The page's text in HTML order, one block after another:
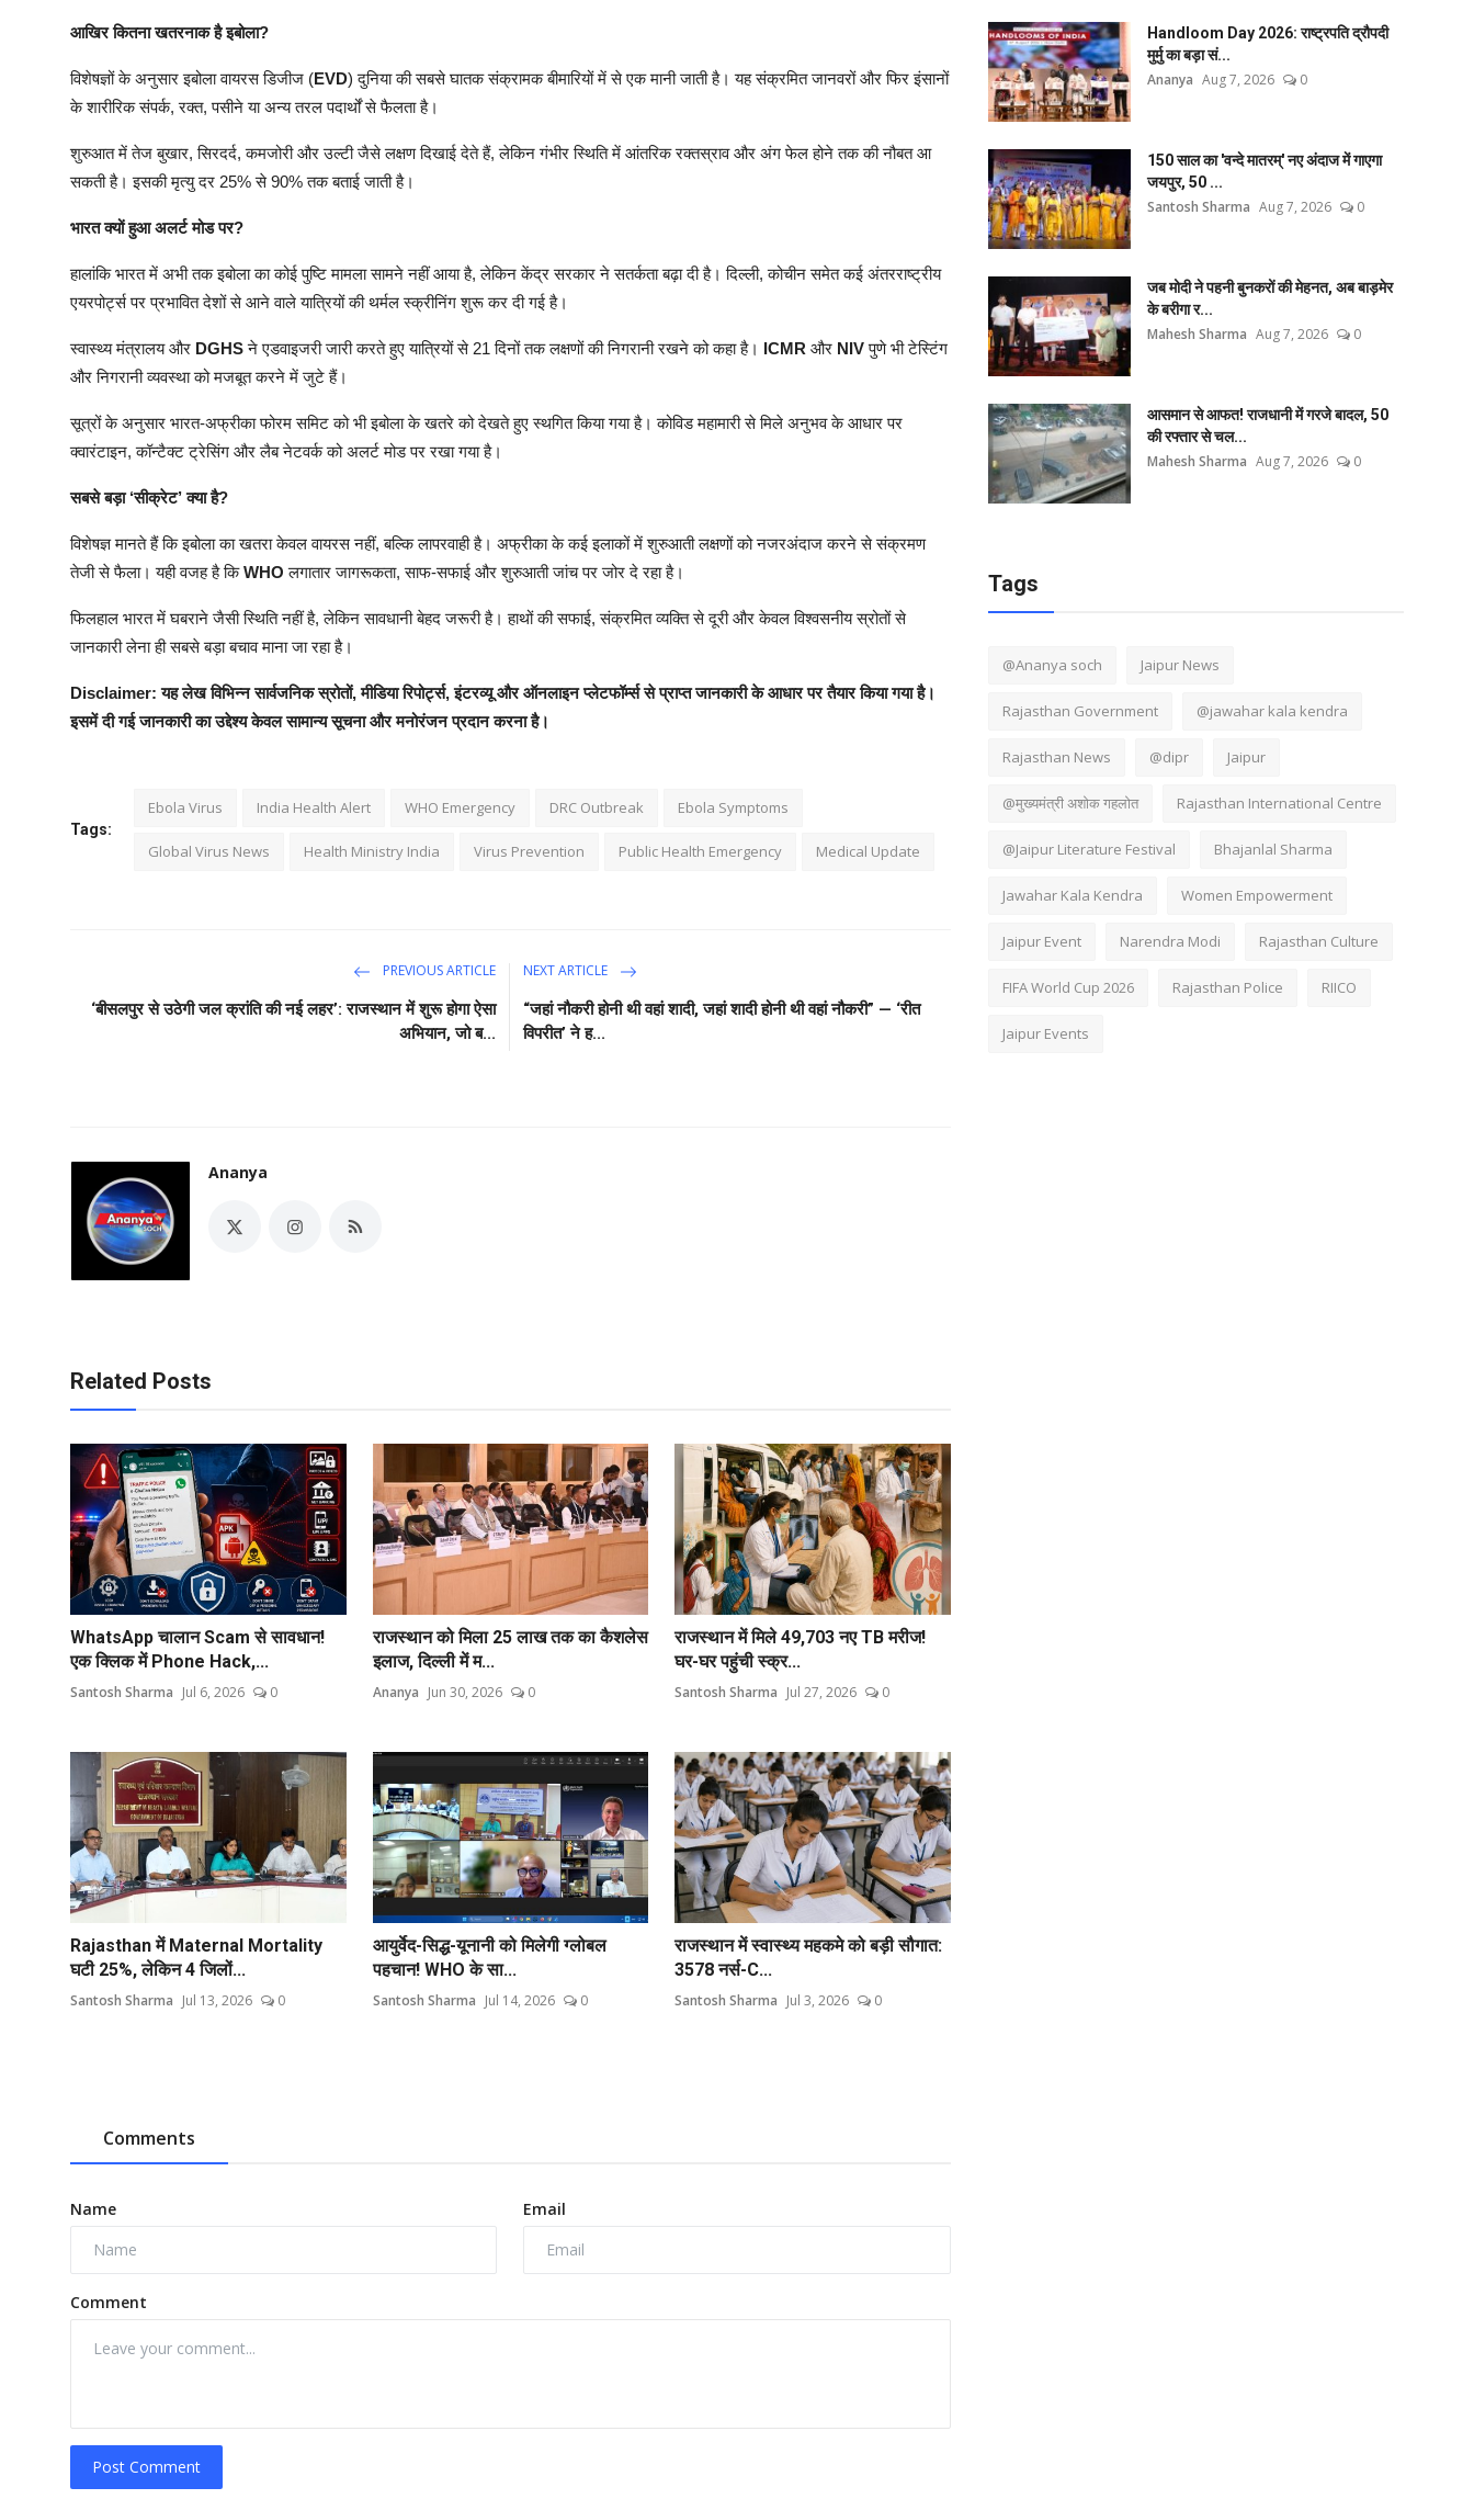
आखिर कितना खतरनाक है इबोला?
विशेषज्ञों के अनुसार इबोला वायरस डिजीज (EVD) दुनिया की सबसे घातक संक्रामक बीमारियों में से एक मानी जाती है। यह संक्रमित जानवरों और फिर इंसानों
के शारीरिक संपर्क, रक्त, पसीने या अन्य तरल पदार्थों से फैलता है।
शुरुआत में तेज बुखार, सिरदर्द, कमजोरी और उल्टी जैसे लक्षण दिखाई देते हैं, लेकिन गंभीर स्थिति में आंतरिक रक्तस्राव और अंग फेल होने तक की नौबत आ
सकती है। इसकी मृत्यु दर 25% से 90% तक बताई जाती है।
भारत क्यों हुआ अलर्ट मोड पर?
हालांकि भारत में अभी तक इबोला का कोई पुष्टि मामला सामने नहीं आया है, लेकिन केंद्र सरकार ने सतर्कता बढ़ा दी है। दिल्ली, कोचीन समेत कई अंतरराष्ट्रीय
एयरपोर्ट्स पर प्रभावित देशों से आने वाले यात्रियों की थर्मल स्क्रीनिंग शुरू कर दी गई है।
स्वास्थ्य मंत्रालय और DGHSने एडवाइजरी जारी करते हुए यात्रियों से 21 दिनों तक लक्षणों की निगरानी रखने को कहा है। ICMR और NIVपुणे भी टेस्टिंग
और निगरानी व्यवस्था को मजबूत करने में जुटे हैं।
सूत्रों के अनुसार भारत-अफ्रीका फोरम समिट को भी इबोला के खतरे को देखते हुए स्थगित किया गया है। कोविड महामारी से मिले अनुभव के आधार पर
क्वारंटाइन, कॉन्टैक्ट ट्रेसिंग और लैब नेटवर्क को अलर्ट मोड पर रखा गया है।
सबसे बड़ा ‘सीक्रेट’ क्या है?
विशेषज्ञ मानते हैं कि इबोला का खतरा केवल वायरस नहीं, बल्कि लापरवाही है। अफ्रीका के कई इलाकों में शुरुआती लक्षणों को नजरअंदाज करने से संक्रमण
तेजी से फैला। यही वजह है किWHO लगातार जागरूकता, साफ-सफाई और शुरुआती जांच पर जोर दे रहा है।
फिलहाल भारत में घबराने जैसी स्थिति नहीं है, लेकिन सावधानी बेहद जरूरी है। हाथों की सफाई, संक्रमित व्यक्ति से दूरी और केवल विश्वसनीय स्रोतों से
जानकारी लेना ही सबसे बड़ा बचाव माना जा रहा है।
Disclaimer: यह लेख विभिन्न सार्वजनिक स्रोतों, मीडिया रिपोर्ट्स, इंटरव्यू और ऑनलाइन प्लेटफॉर्म्स से प्राप्त जानकारी के आधार पर तैयार किया गया है।
इसमें दी गई जानकारी का उद्देश्य केवल सामान्य सूचना और मनोरंजन प्रदान करना है।
Tags:
Ebola Virus India Health Alert WHO Emergency DRC Outbreak Ebola Symptoms
Global Virus News Health Ministry India Virus Prevention Public Health Emergency Medical Update
PREVIOUS ARTICLE
‘बीसलपुर से उठेगी जल क्रांति की नई लहर’: राजस्थान में शुरू होगा ऐसा
अभियान, जो ब...
NEXT ARTICLE
“जहां नौकरी होनी थी वहां शादी, जहां शादी होनी थी वहां नौकरी” — ‘रीत
विपरीत’ ने ह...
Ananya
Related Posts
WhatsApp चालान Scam से सावधान!
एक क्लिक में Phone Hack,...
Santosh Sharma Jul 6, 2026 0
राजस्थान को मिला 25 लाख तक का कैशलेस
इलाज, दिल्ली में म...
Ananya Jun 30, 2026 0
राजस्थान में मिले 49,703 नए TB मरीज!
घर-घर पहुंची स्क्र...
Santosh Sharma Jul 27, 2026 0
Rajasthan में Maternal Mortality
घटी 25%, लेकिन 4 जिलों...
Santosh Sharma Jul 13, 2026 0
आयुर्वेद-सिद्ध-यूनानी को मिलेगी ग्लोबल
पहचान! WHO के सा...
Santosh Sharma Jul 14, 2026 0
राजस्थान में स्वास्थ्य महकमे को बड़ी सौगात:
3578 नर्स-C...
Santosh Sharma Jul 3, 2026 0
Comments
Name Email
Comment
Post Comment
Handloom Day 2026: राष्ट्रपति द्रौपदी
मुर्मु का बड़ा सं...
Ananya Aug 7, 2026 0
150 साल का 'वन्दे मातरम्' नए अंदाज में गाएगा
जयपुर, 50 ...
Santosh Sharma Aug 7, 2026 0
जब मोदी ने पहनी बुनकरों की मेहनत, अब बाड़मेर
के बरीगा र...
Mahesh Sharma Aug 7, 2026 0
आसमान से आफत! राजधानी में गरजे बादल, 50
की रफ्तार से चल...
Mahesh Sharma Aug 7, 2026 0
Tags
@Ananya soch Jaipur News
Rajasthan Government @jawahar kala kendra
Rajasthan News @dipr Jaipur
@मुख्यमंत्री अशोक गहलोत Rajasthan International Centre
@Jaipur Literature Festival Bhajanlal Sharma
Jawahar Kala Kendra Women Empowerment
Jaipur Event Narendra Modi Rajasthan Culture
FIFA World Cup 2026 Rajasthan Police RIICO
Jaipur Events